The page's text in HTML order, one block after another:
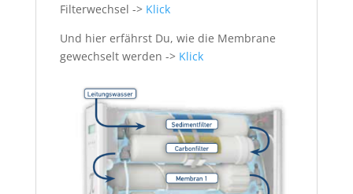
Filterwechsel -> Klick
Und hier erfährst Du, wie die Membrane
gewechselt werden -> Klick